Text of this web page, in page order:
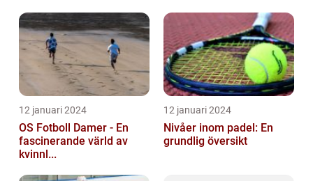
12 januari 2024
OS Fotboll Damer - En
fascinerande värld av
kvinnl...
12 januari 2024
Nivåer inom padel: En
grundlig översikt